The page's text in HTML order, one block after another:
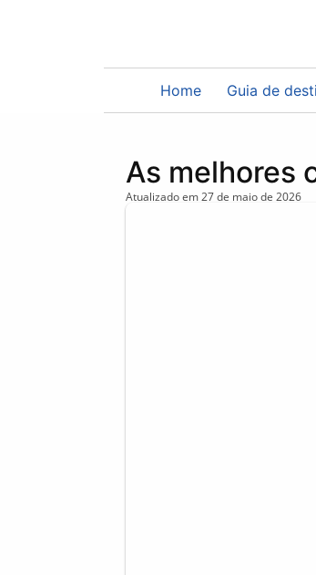
Home Guia de
As melhores
Atualizado em27 de maio de 2026